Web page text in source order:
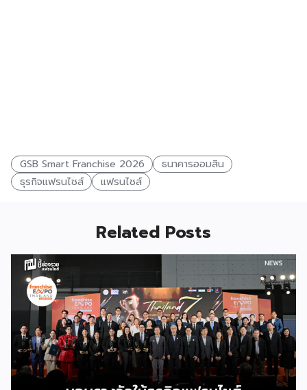
GSB Smart Franchise 2026
ธนาคารออมสิน
ธุรกิจแฟรนไชส์
แฟรนไชส์
Related Posts